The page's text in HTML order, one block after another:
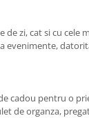
zi, cat si cu cele
evenimente,
cadou pentru o
de organza,